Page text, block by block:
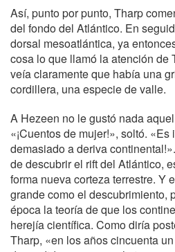
Así, punto por punto, Tharp
del fondo del Atlántico. En
dorsal mesoatlántica, ya
cosa lo que llamó la atención de
veía claramente que había una
cordillera, una especie de valle.
A Hezeen no le gustó nada
«¡Cuentos de mujer!», soltó.
demasiado a deriva
de descubrir el rift del Atlántico,
forma nueva corteza terrestre. Y
grande como el descubrimiento,
época la teoría de que los
herejía científica. Como diría
Tharp, «en los años cincuenta